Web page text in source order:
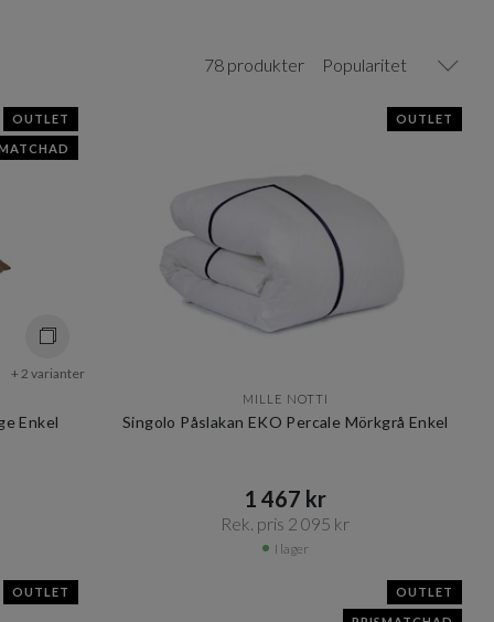
78 produkter Popularitet
OUTLET
+ 2 varianter
Enkel
OUTLET
MILLE NOTTI
Singolo Påslakan EKO Percale Mörkgrå Enkel
1 467 kr​​
Rek. pris 2 095 kr​​
I lager
OUTLET OUTLET